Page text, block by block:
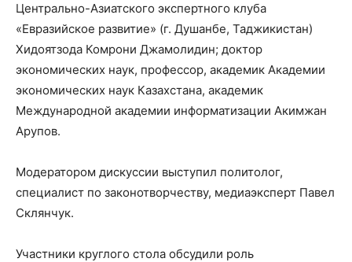
Центрально-Азиатского экспертного клуба
«Евразийское развитие» (г. Душанбе, Таджикистан)
Хидоятзода Комрони Джамолидин; доктор
экономических наук, профессор, академик Академии
экономических наук Казахстана, академик
Международной академии информатизации Акимжан
Арупов.
Модератором дискуссии выступил политолог,
специалист по законотворчеству, медиаэксперт Павел
Склянчук.
Участники круглого стола обсудили роль